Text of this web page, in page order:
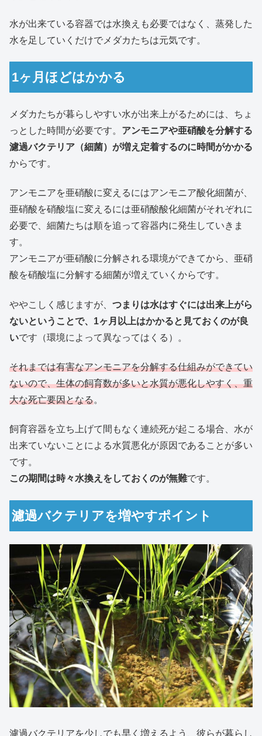
水が出来ている容器では水換えも必要ではなく、蒸発した
水を足していくだけでメダカたちは元気です。
1ヶ月ほどはかかる
メダカたちが暮らしやすい水が出来上がるためには、ちょ
っとした時間が必要です。 アンモニアや亜硝酸を分解する
濾過バクテリア（細菌）が増え定着するのに時間がかかる
からです。
アンモニアを亜硝酸に変えるにはアンモニア酸化細菌が、
亜硝酸を硝酸塩に変えるには亜硝酸酸化細菌がそれぞれに
必要で、細菌たちは順を追って容器内に発生していきま
す。
アンモニアが亜硝酸に分解される環境ができてから、亜硝
酸を硝酸塩に分解する細菌が増えていくからです。
ややこしく感じますが、 つまりは水はすぐには出来上がら
ないということで、1ヶ月以上はかかると見ておくのが良
いです（環境によって異なってはくる）。
それまでは有害なアンモニアを分解する仕組みができてい
ないので、生体の飼育数が多いと水質が悪化しやすく、重
大な死亡要因となる。
飼育容器を立ち上げて間もなく連続死が起こる場合、水が
出来ていないことによる水質悪化が原因であることが多い
です。
この期間は時々水換えをしておくのが無難です。
濾過バクテリアを増やすポイント
濾過バクテリアを少しでも早く増えるよう、彼らが暮らし